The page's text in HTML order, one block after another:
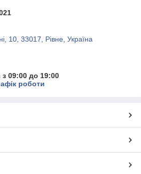
10, 33017, Рівне, Україна
09:00 до 19:00
роботи